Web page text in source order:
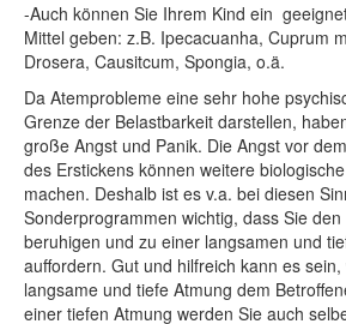
-Auch können Sie Ihrem Kind ein
Mittel geben: z.B. Ipecacuanha, Cuprum
Drosera, Causitcum, Spongia, o.ä.
Da Atemprobleme eine sehr hohe
Grenze der Belastbarkeit darstellen,
große Angst und Panik. Die Angst vor
des Erstickens können weitere
machen. Deshalb ist es v.a. bei diesen
Sonderprogrammen wichtig, dass Sie den
beruhigen und zu einer langsamen und
auffordern. Gut und hilfreich kann es
langsame und tiefe Atmung dem
einer tiefen Atmung werden Sie auch